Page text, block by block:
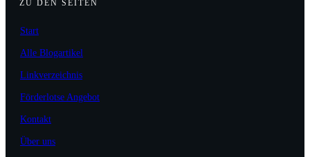
ZU DEN SEITEN
Start
Alle Blogartikel
Linkverzeichnis
Förderlotse Angebot
Kontakt
Über uns